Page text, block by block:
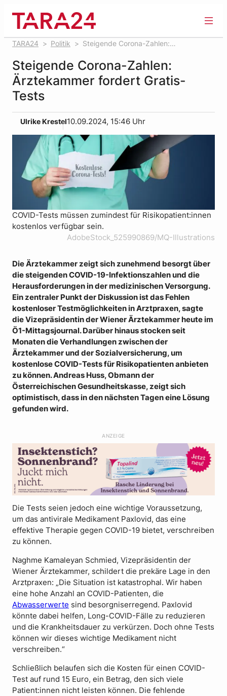
springen
TARA24 Politik
Steigende Corona-Zahlen:
Steigende Corona-Zahlen:
Ärztekammer fordert Gratis-
Tests
Ulrike Krestel10.09.2024, 15:46 Uhr
COVID-Tests müssen zumindest für Risikopatient:innen
kostenlos verfügbar sein.
AdobeStock_525990869/MQ-Illustrations
Die Ärztekammer zeigt sich zunehmend besorgt über
die steigenden COVID-19-Infektionszahlen und die
Herausforderungen in der medizinischen Versorgung.
Ein zentraler Punkt der Diskussion ist das Fehlen
kostenloser Testmöglichkeiten in Arztpraxen, sagte
die Vizepräsidentin der Wiener Ärztekammer heute im
Ö1-Mittagsjournal. Darüber hinaus stocken seit
Monaten die Verhandlungen zwischen der
Ärztekammer und der Sozialversicherung, um
kostenlose COVID-Tests für Risikopatienten anbieten
zu können. Andreas Huss, Obmann der
Österreichischen Gesundheitskasse, zeigt sich
optimistisch, dass in den nächsten Tagen eine Lösung
gefunden wird.
ANZEIGE
Die Tests seien jedoch eine wichtige Voraussetzung,
um das antivirale Medikament Paxlovid, das eine
effektive Therapie gegen COVID-19 bietet, verschreiben
zu können.
Naghme Kamaleyan Schmied, Vizepräsidentin der
Wiener Ärztekammer, schildert die prekäre Lage in den
Arztpraxen: „Die Situation ist katastrophal. Wir haben
eine hohe Anzahl an COVID-Patienten, die
Abwasserwerte sind besorgniserregend. Paxlovid
könnte dabei helfen, Long-COVID-Fälle zu reduzieren
und die Krankheitsdauer zu verkürzen. Doch ohne Tests
können wir dieses wichtige Medikament nicht
verschreiben.“
Schließlich belaufen sich die Kosten für einen COVID-
Test auf rund 15 Euro, ein Betrag, den sich viele
Patient:innen nicht leisten können. Die fehlende